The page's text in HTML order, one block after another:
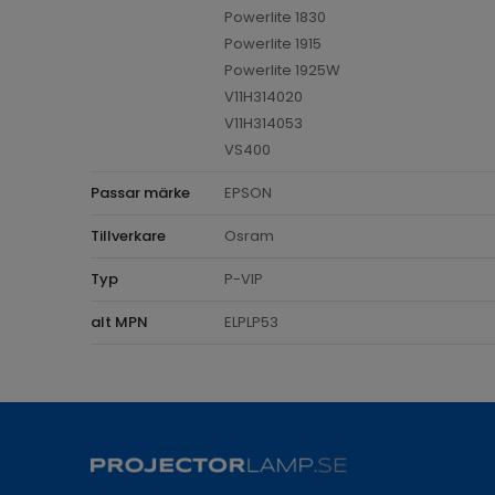
Powerlite 1830
Powerlite 1915
Powerlite 1925W
V11H314020
V11H314053
VS400
Passar märke EPSON
Tillverkare Osram
Typ P-VIP
alt MPN ELPLP53